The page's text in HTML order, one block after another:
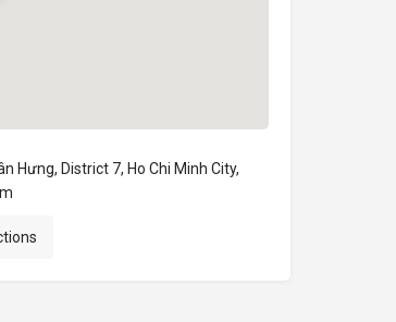
Hưng, District 7, Ho Chi Minh City,